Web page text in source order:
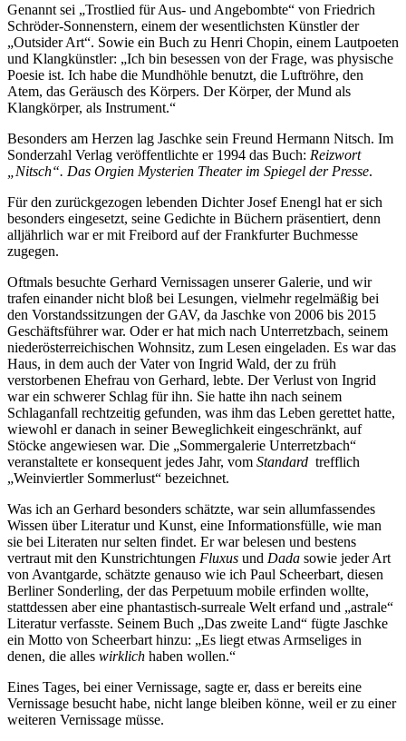
Genannt sei „Trostlied für Aus- und Angebombte“ von Friedrich
Schröder-Sonnenstern, einem der wesentlichsten Künstler der
„Outsider Art“. Sowie ein Buch zu Henri Chopin, einem Lautpoeten
und Klangkünstler: „Ich bin besessen von der Frage, was physische
Poesie ist. Ich habe die Mundhöhle benutzt, die Luftröhre, den
Atem, das Geräusch des Körpers. Der Körper, der Mund als
Klangkörper, als Instrument.“
Besonders am Herzen lag Jaschke sein Freund Hermann Nitsch. Im
Sonderzahl Verlag veröffentlichte er 1994 das Buch: Reizwort
„Nitsch“. Das Orgien Mysterien Theater im Spiegel der Presse.
Für den zurückgezogen lebenden Dichter Josef Enengl hat er sich
besonders eingesetzt, seine Gedichte in Büchern präsentiert, denn
alljährlich war er mit Freibord auf der Frankfurter Buchmesse
zugegen.
Oftmals besuchte Gerhard Vernissagen unserer Galerie, und wir
trafen einander nicht bloß bei Lesungen, vielmehr regelmäßig bei
den Vorstandssitzungen der GAV, da Jaschke von 2006 bis 2015
Geschäftsführer war. Oder er hat mich nach Unterretzbach, seinem
niederösterreichischen Wohnsitz, zum Lesen eingeladen. Es war das
Haus, in dem auch der Vater von Ingrid Wald, der zu früh
verstorbenen Ehefrau von Gerhard, lebte. Der Verlust von Ingrid
war ein schwerer Schlag für ihn. Sie hatte ihn nach seinem
Schlaganfall rechtzeitig gefunden, was ihm das Leben gerettet hatte,
wiewohl er danach in seiner Beweglichkeit eingeschränkt, auf
Stöcke angewiesen war. Die „Sommergalerie Unterretzbach“
veranstaltete er konsequent jedes Jahr, vom Standard trefflich
„Weinviertler Sommerlust“ bezeichnet.
Was ich an Gerhard besonders schätzte, war sein allumfassendes
Wissen über Literatur und Kunst, eine Informationsfülle, wie man
sie bei Literaten nur selten findet. Er war belesen und bestens
vertraut mit den Kunstrichtungen Fluxus und Dada sowie jeder Art
von Avantgarde, schätzte genauso wie ich Paul Scheerbart, diesen
Berliner Sonderling, der das Perpetuum mobile erfinden wollte,
stattdessen aber eine phantastisch-surreale Welt erfand und „astrale“
Literatur verfasste. Seinem Buch „Das zweite Land“ fügte Jaschke
ein Motto von Scheerbart hinzu: „Es liegt etwas Armseliges in
denen, die alles wirklich haben wollen.“
Eines Tages, bei einer Vernissage, sagte er, dass er bereits eine
Vernissage besucht habe, nicht lange bleiben könne, weil er zu einer
weiteren Vernissage müsse.